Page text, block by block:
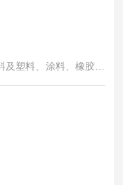
塑料、涂料、橡胶、
光照、冷凝等环境条件
2008 机械工业产
验方法荧光紫外灯